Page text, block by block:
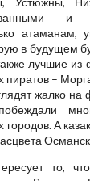
и
атаманам,
в будущем
лучшие из
пиратов –
жалко на
городов. А
то,